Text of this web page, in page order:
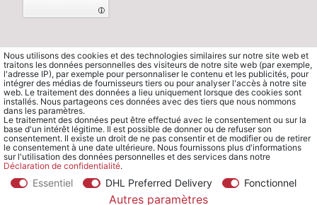
© Copyright 2026 Waldorfshop Tous droits réservés.
Nous utilisons des cookies et des technologies similaires sur notre site web et
traitons les données personnelles des visiteurs de notre site web (par exemple,
l'adresse IP), par exemple pour personnaliser le contenu et les publicités, pour
intégrer des médias de fournisseurs tiers ou pour analyser l'accès à notre site
web. Le traitement des données a lieu uniquement lorsque des cookies sont
installés. Nous partageons ces données avec des tiers que nous nommons
dans les paramètres.
Le traitement des données peut être effectué avec le consentement ou sur la
base d'un intérêt légitime. Il est possible de donner ou de refuser son
consentement. Il existe un droit de ne pas consentir et de modifier ou de retirer
le consentement à une date ultérieure. Nous fournissons plus d'informations
sur l'utilisation des données personnelles et des services dans notre
Déclaration de confidentialité.
Essentiel DHL Preferred Delivery Fonctionnel
Autres paramètres